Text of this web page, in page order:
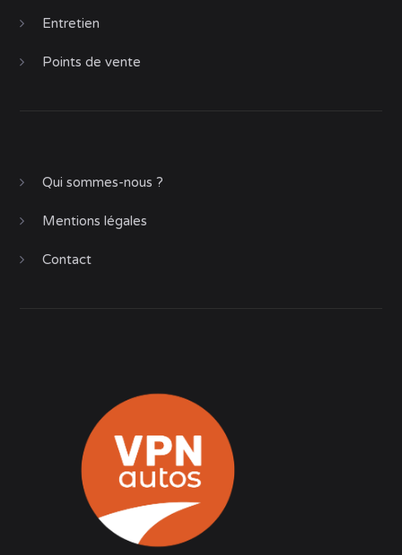
Entretien
Points de vente
Qui sommes-nous ?
Mentions légales
Contact